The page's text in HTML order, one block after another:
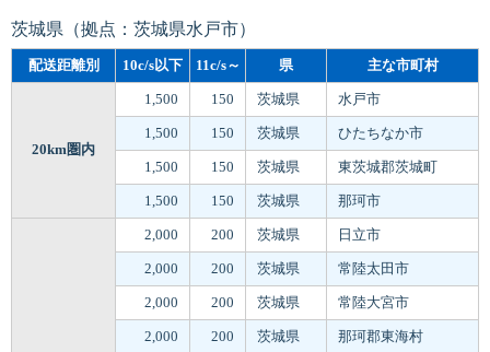
茨城県（拠点：茨城県水戸市）
配送距離別 10c/s以下 11c/s～ 県 主な市町村
20km圏内
1,500 150 茨城県 水戸市
1,500 150 茨城県 ひたちなか市
1,500 150 茨城県 東茨城郡茨城町
1,500 150 茨城県 那珂市
2,000 200 茨城県 日立市
2,000 200 茨城県 常陸太田市
2,000 200 茨城県 常陸大宮市
2,000 200 茨城県 那珂郡東海村